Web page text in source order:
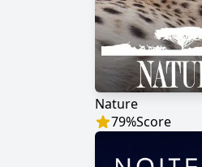
Nature
79%Score